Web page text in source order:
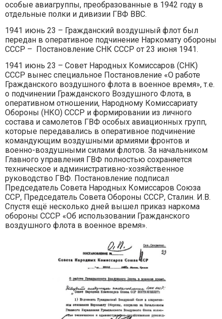
особые авиагруппы, преобразованные в 1942 году в
отдельные полки и дивизии ГВФ ВВС.
1941 июнь 23 – Гражданский воздушный флот был
передан в оперативное подчинение Наркомату обороны
СССР – Постановление СНК СССР от 23 июня 1941.
1941 июнь 23 – Совет Народных Комиссаров (СНК)
СССР вынес специальное Постановление «О работе
Гражданского воздушного флота в военное время», т.е.
о подчинении Гражданского Воздушного Флота, в
оперативном отношении, Народному Комиссариату
Обороны (НКО) СССР и формировании из личного
состава и самолетов ГВФ особых авиационных групп,
которые передавались в оперативное подчинение
командующим воздушными армиями фронтов и
военно-воздушными силами флотов. За начальником
Главного управления ГВФ полностью сохраняется
техническое и административно-хозяйственное
руководство ГВФ. Постановление подписал
Председатель Совета Народных Комиссаров Союза
ССР, Председатель Совета Обороны СССР, Сталин. И.В.
Спустя ещё несколько дней вышел приказ наркома
обороны СССР «Об использовании Гражданского
воздушного флота в военное время».